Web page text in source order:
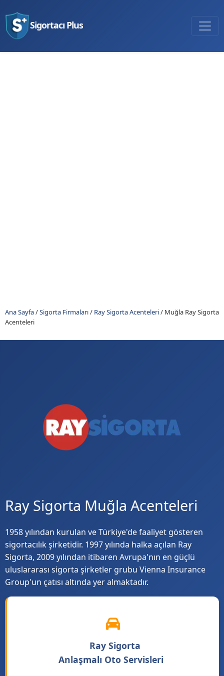
Sigortacı Plus
Ana Sayfa/Sigorta Firmaları/ Ray Sigorta Acenteleri/ Muğla Ray Sigorta
Acenteleri
Ray Sigorta Muğla Acenteleri
1958 yılından kurulan ve Türkiye'de faaliyet gösteren
sigortacılık şirketidir. 1997 yılında halka açılan Ray
Sigorta, 2009 yılından itibaren Avrupa'nın en güçlü
uluslararası sigorta şirketler grubu Vienna Insurance
Group'un çatısı altında yer almaktadır.
Ray Sigorta
Anlaşmalı Oto Servisleri